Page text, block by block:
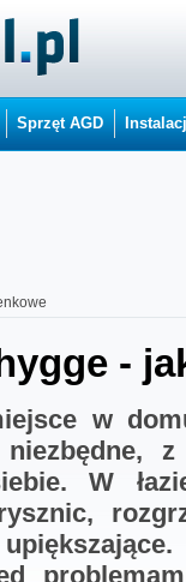
Sprzęt AGD
-
w
W